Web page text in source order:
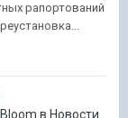
рапортований
в Новости